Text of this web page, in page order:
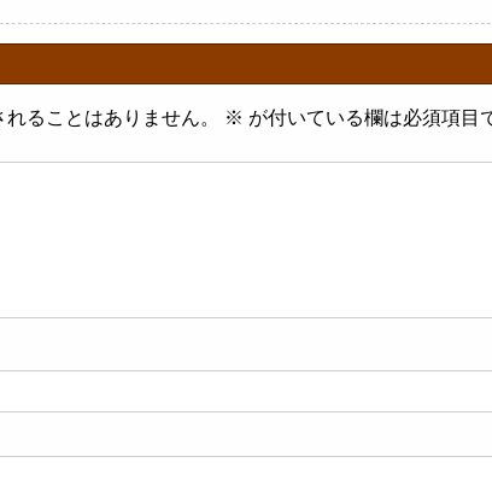
ることはありません。 ※ が付いている欄は必須項目